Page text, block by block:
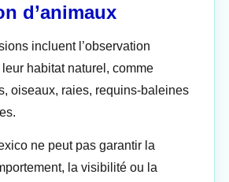
d’animaux
incluent l’observation
habitat naturel, comme
oiseaux, raies, requins-baleines
ne peut pas garantir la
la visibilité ou la